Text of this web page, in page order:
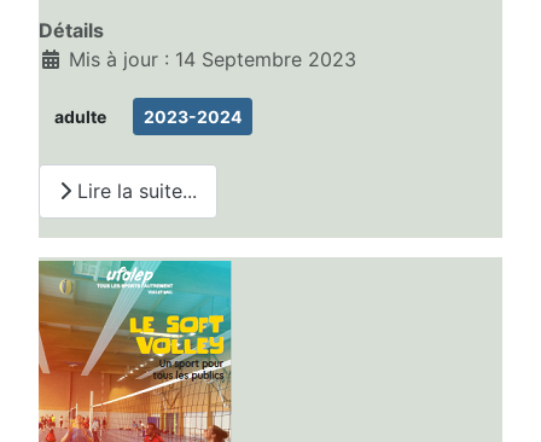
Détails
Mis à jour : 14 Septembre 2023
adulte 2023-2024
Lire la suite...